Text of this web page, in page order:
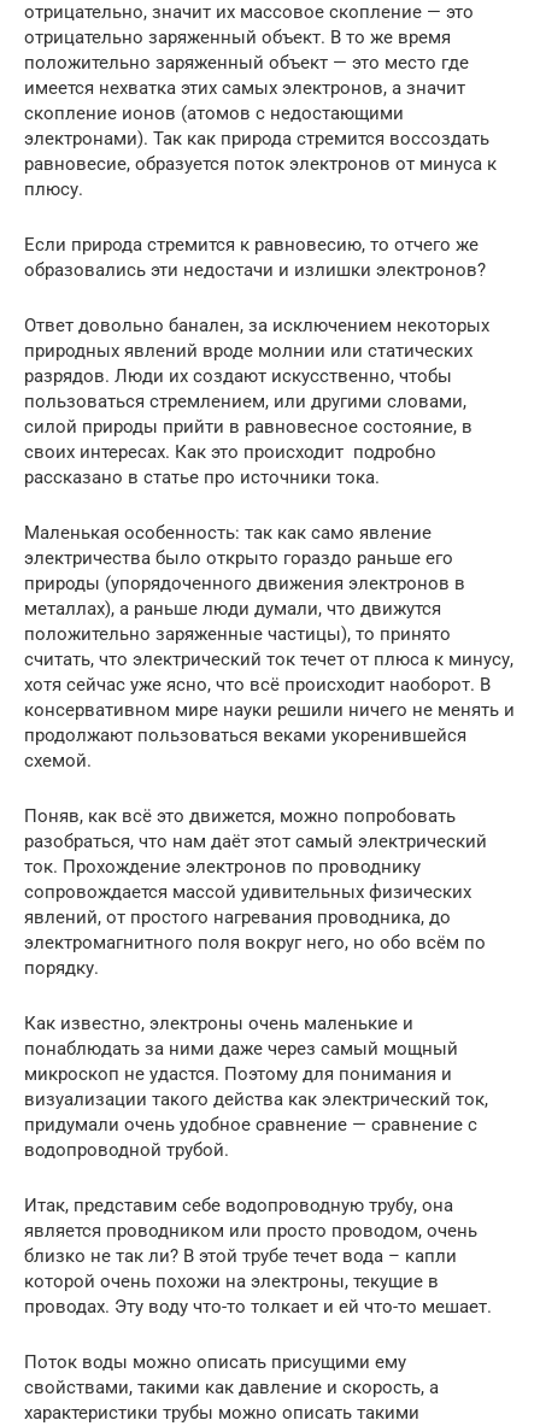
отрицательно, значит их массовое скопление — это
отрицательно заряженный объект. В то же время
положительно заряженный объект — это место где
имеется нехватка этих самых электронов, а значит
скопление ионов (атомов с недостающими
электронами). Так как природа стремится воссоздать
равновесие, образуется поток электронов от минуса к
плюсу.
Если природа стремится к равновесию, то отчего же
образовались эти недостачи и излишки электронов?
Ответ довольно банален, за исключением некоторых
природных явлений вроде молнии или статических
разрядов. Люди их создают искусственно, чтобы
пользоваться стремлением, или другими словами,
силой природы прийти в равновесное состояние, в
своих интересах. Как это происходит подробно
рассказано в статье про источники тока.
Маленькая особенность: так как само явление
электричества было открыто гораздо раньше его
природы (упорядоченного движения электронов в
металлах), а раньше люди думали, что движутся
положительно заряженные частицы), то принято
считать, что электрический ток течет от плюса к минусу,
хотя сейчас уже ясно, что всё происходит наоборот. В
консервативном мире науки решили ничего не менять и
продолжают пользоваться веками укоренившейся
схемой.
Поняв, как всё это движется, можно попробовать
разобраться, что нам даёт этот самый электрический
ток. Прохождение электронов по проводнику
сопровождается массой удивительных физических
явлений, от простого нагревания проводника, до
электромагнитного поля вокруг него, но обо всём по
порядку.
Как известно, электроны очень маленькие и
понаблюдать за ними даже через самый мощный
микроскоп не удастся. Поэтому для понимания и
визуализации такого действа как электрический ток,
придумали очень удобное сравнение — сравнение с
водопроводной трубой.
Итак, представим себе водопроводную трубу, она
является проводником или просто проводом, очень
близко не так ли? В этой трубе течет вода – капли
которой очень похожи на электроны, текущие в
проводах. Эту воду что-то толкает и ей что-то мешает.
Поток воды можно описать присущими ему
свойствами, такими как давление и скорость, а
характеристики трубы можно описать такими